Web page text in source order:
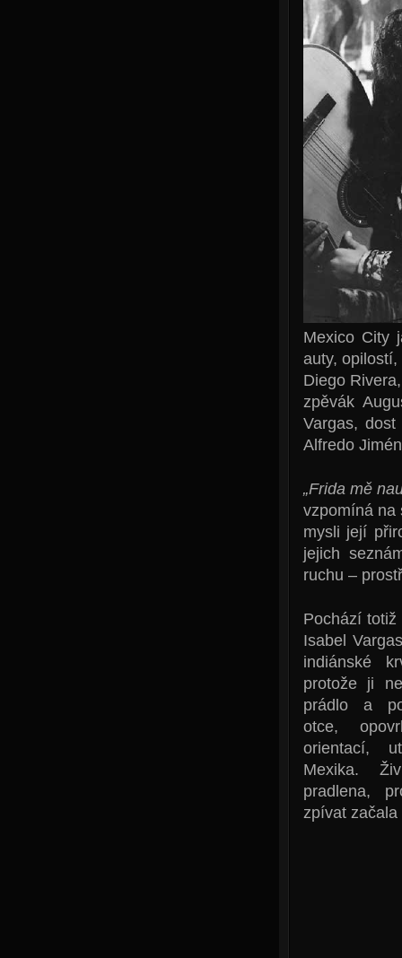
Mexico City
auty,
Diego
zpěvák
Vargas,
Alfredo
„Frida mě
vzpomíná na
mysli její
jejich
ruchu –
Pochází
Isabel
indiánské
protože ji
prádlo a
otce,
orientací,
Mexika.
pradlena,
zpívat